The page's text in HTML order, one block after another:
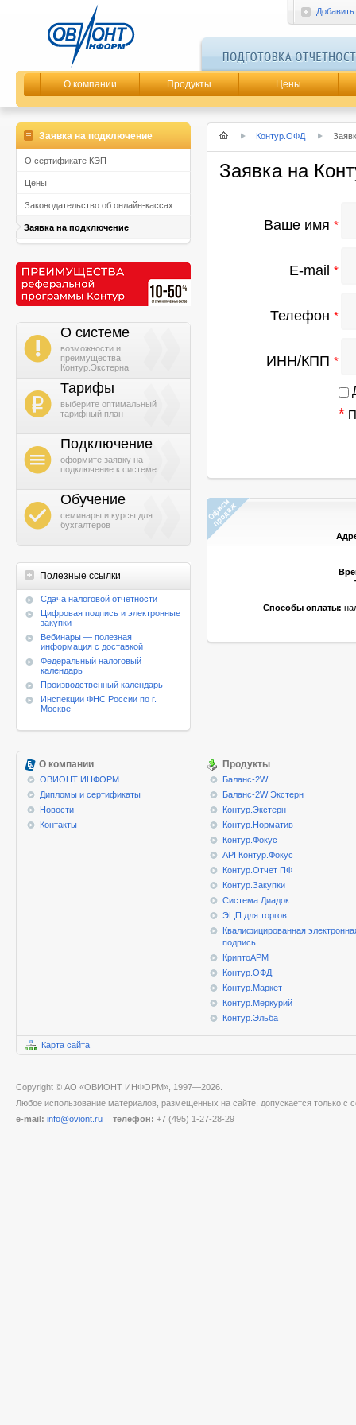
О компании Продукты Цены
Заявка на подключение
О сертификате КЭП
Цены
Законодательство об онлайн-кассах
Заявка на подключение
i
О системе
возможности и
преимущества
Контур.Экстерна
b
Тарифы
выберите оптимальный
тарифный план
h
Подключение
оформите заявку на
подключение к системе
g
Обучение
семинары и курсы для
бухгалтеров
Полезные ссылки
Cдача налоговой отчетности
Цифровая подпись и электронные
закупки
Вебинары — полезная
информация с доставкой
Федеральный налоговый
календарь
Производственный календарь
Инспекции ФНС России по г.
Москве
Контур.ОФД
Заявка на
Ваше имя *
E-mail *
Телефон *
ИНН/КПП *
*
Способы оплаты:
О компании
ОВИОНТ ИНФОРМ
Дипломы и сертификаты
Новости
Контакты
Продукты
Баланс-2W
Баланс-2W Экстерн
Контур.Экстерн
Контур.Норматив
Контур.Фокус
API Контур.Фокус
Контур.Отчет ПФ
Контур.Закупки
Система Диадок
ЭЦП для торгов
Квалифицированная
подпись
КриптоАРМ
Контур.ОФД
Контур.Маркет
Контур.Меркурий
Контур.Эльба
Карта сайта
Copyright © АО «ОВИОНТ ИНФОРМ», 1997—2026.
Любое использование материалов, размещенных на сайте, допускается только с
e-mail: info@oviont.ru телефон: +7 (495) 1-27-28-29